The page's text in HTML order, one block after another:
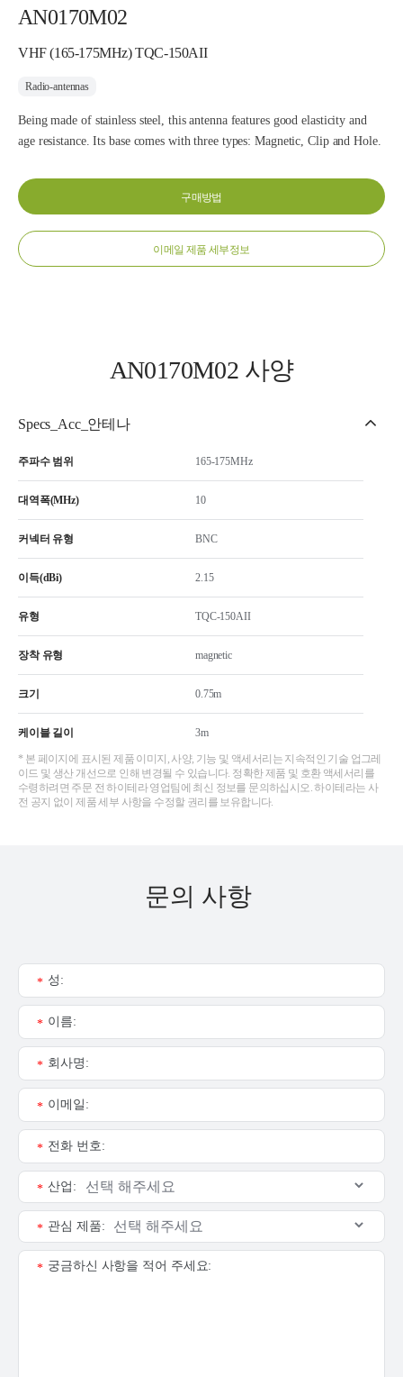
AN0170M02
VHF (165-175MHz) TQC-150AII
Radio-antennas
Being made of stainless steel, this antenna features good elasticity and
age resistance. Its base comes with three types: Magnetic, Clip and Hole.
구매방법
이메일 제품 세부정보
AN0170M02 사양
Specs_Acc_안테나
주파수 범위 165-175MHz
대역폭(MHz) 10
커넥터 유형 BNC
이득(dBi) 2.15
유형 TQC-150AII
장착 유형 magnetic
크기 0.75m
케이블 길이 3m
* 본 페이지에 표시된 제품 이미지, 사양, 기능 및 액세서리는 지속적인 기술 업그레
이드 및 생산 개선으로 인해 변경될 수 있습니다. 정확한 제품 및 호환 액세서리를
수령하려면 주문 전 하이테라 영업팀에 최신 정보를 문의하십시오. 하이테라는 사
전 공지 없이 제품 세부 사항을 수정할 권리를 보유합니다.
문의 사항
성:
*
이름:
*
회사명:
*
이메일:
*
전화 번호:
*
산업:
*
관심 제품:
*
궁금하신 사항을 적어 주세요:
*